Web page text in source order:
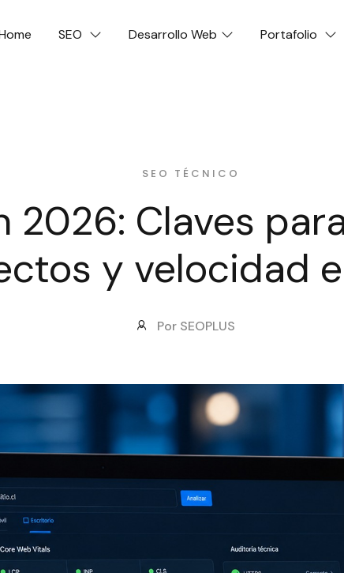
SEO Desarrollo Web Portafolio
SEO TÉCNICO
2026: Claves
y velocidad
Por SEOPLUS